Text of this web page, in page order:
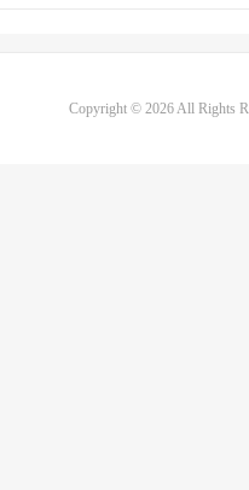
Copyright © 2026 All Rights